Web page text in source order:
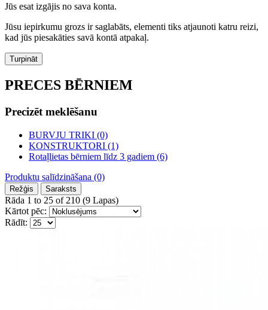
Jūs esat izgājis no sava konta.
Jūsu iepirkumu grozs ir saglabāts, elementi tiks atjaunoti katru reizi,
kad jūs piesakāties savā kontā atpakaļ.
Turpināt
PRECES BĒRNIEM
Precizēt meklēšanu
BURVJU TRIKI (0)
KONSTRUKTORI (1)
Rotaļlietas bērniem līdz 3 gadiem (6)
Produktu salīdzināšana (0)
Režģis Saraksts
Rāda 1 to 25 of 210 (9 Lapas)
Kārtot pēc:
Rādīt: